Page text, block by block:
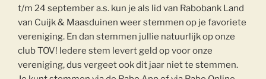
t/m 24 september a.s. kun je als lid van Rabobank Land
van Cuijk & Maasduinen weer stemmen op je favoriete
vereniging. En dan stemmen jullie natuurlijk op onze
club TOV! Iedere stem levert geld op voor onze
vereniging, dus vergeet ook dit jaar niet te stemmen.